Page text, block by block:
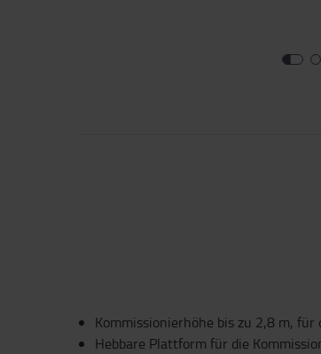
Kommissionierhöhe bis zu 2,8 m,
Hebbare Plattform für die